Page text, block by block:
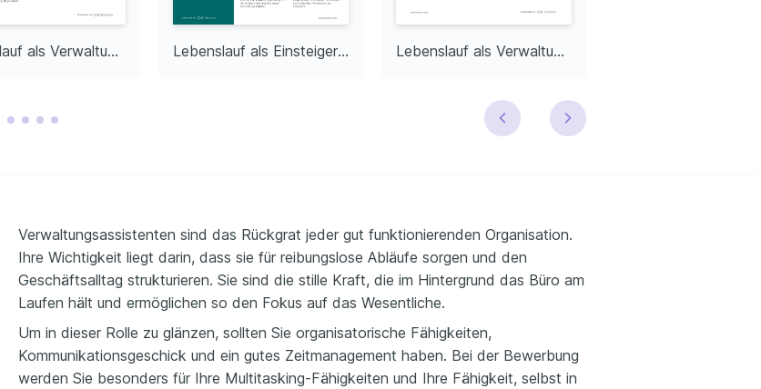
Lebenslauf als Verwaltungsassistent mit langjähriger Erfahrung Lebenslauf als Einsteiger Verwaltungsassistent Lebenslauf als Verwaltungsassistent mit mittlerer Erfahrung
Verwaltungsassistenten sind das Rückgrat jeder gut funktionierenden Organisation.
Ihre Wichtigkeit liegt darin, dass sie für reibungslose Abläufe sorgen und den
Geschäftsalltag strukturieren. Sie sind die stille Kraft, die im Hintergrund das Büro am
Laufen hält und ermöglichen so den Fokus auf das Wesentliche.
Um in dieser Rolle zu glänzen, sollten Sie organisatorische Fähigkeiten,
Kommunikationsgeschick und ein gutes Zeitmanagement haben. Bei der Bewerbung
werden Sie besonders für Ihre Multitasking-Fähigkeiten und Ihre Fähigkeit, selbst in